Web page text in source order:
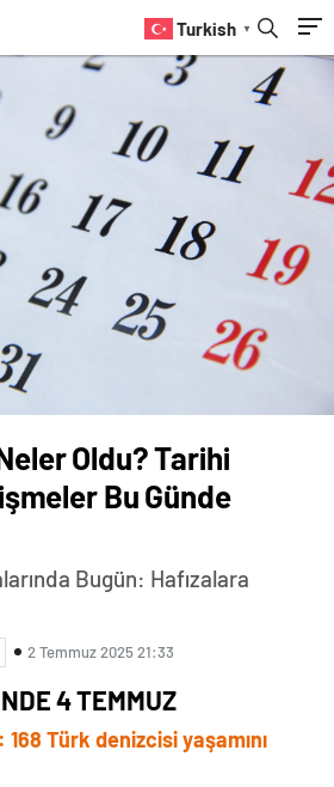
Turkish ▼
Oldu? Tarihi
Bu Günde
Bugün: Hafızalara
2 Temmuz 2025 21:33
4 TEMMUZ
168 Türk denizcisi yaşamını